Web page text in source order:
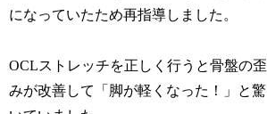
になっていたため再指導しました。
OCLストレッチを正しく行うと骨盤の歪
みが改善して「脚が軽くなった！」と驚